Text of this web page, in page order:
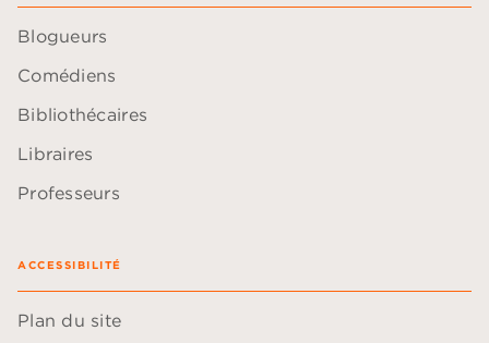
Blogueurs
Comédiens
Bibliothécaires
Libraires
Professeurs
ACCESSIBILITÉ
Plan du site